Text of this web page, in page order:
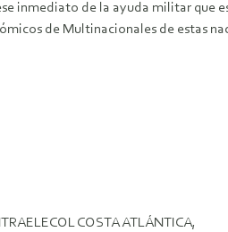
inmediato de la ayuda militar
de Multinacionales de estas
COSTA ATLÁNTICA,